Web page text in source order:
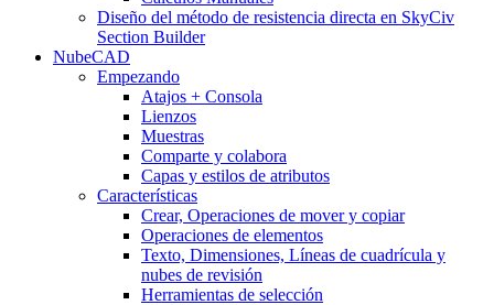
Diseño del método de resistencia directa en SkyCiv
Section Builder
NubeCAD
Empezando
Atajos + Consola
Lienzos
Muestras
Comparte y colabora
Capas y estilos de atributos
Características
Crear, Operaciones de mover y copiar
Operaciones de elementos
Texto, Dimensiones, Líneas de cuadrícula y
nubes de revisión
Herramientas de selección